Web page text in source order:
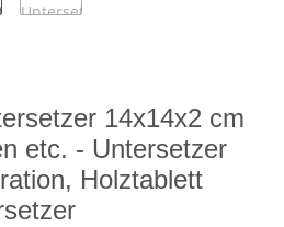
14x14x2 cm
etc. - Untersetzer
Holztablett